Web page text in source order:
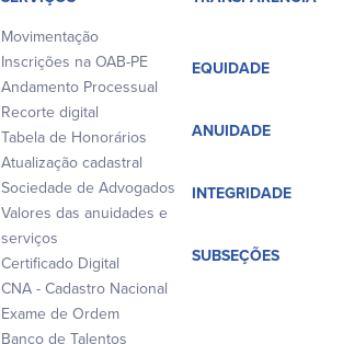
Movimentação
Inscrições na OAB-PE
Andamento Processual
Recorte digital
Tabela de Honorários
Atualização cadastral
Sociedade de Advogados
Valores das anuidades e
serviços
Certificado Digital
CNA - Cadastro Nacional
Exame de Ordem
Banco de Talentos
EQUIDADE
ANUIDADE
INTEGRIDADE
SUBSEÇÕES